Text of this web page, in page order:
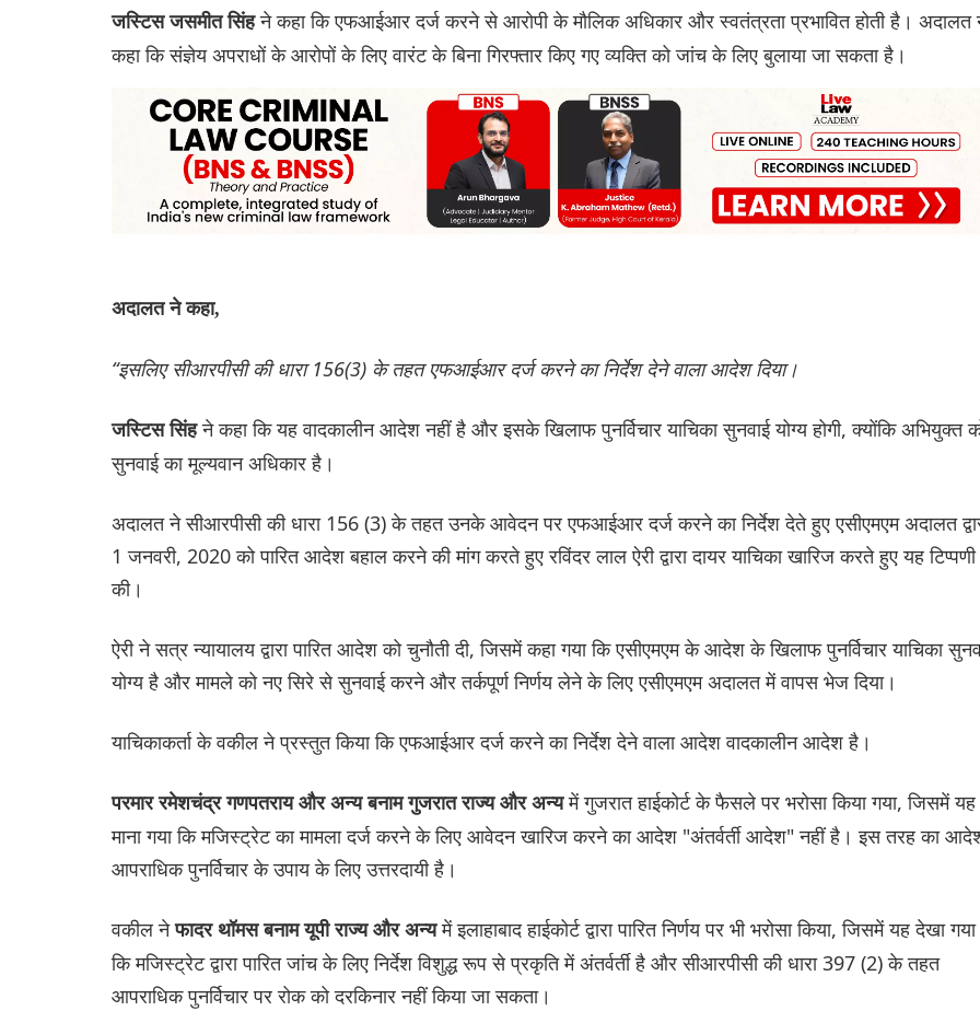
जस्टिस जसमीत सिंहने कहा कि एफआईआर दर्ज करने से आरोपी के मौलिक अधिकार और स्वतंत्रता प्रभावित होती है। अदालत
कहा कि संज्ञेय अपराधों के आरोपों के लिए वारंट के बिना गिरफ्तार किए गए व्यक्ति को जांच के लिए बुलाया जा सकता है।
अदालत ने कहा,
“इसलिए सीआरपीसी की धारा 156(3) के तहत एफआईआर दर्ज करने का निर्देश देने वाला आदेश दिया।
जस्टिस सिंहने कहा कि यह वादकालीन आदेश नहीं है और इसके खिलाफ पुनर्विचार याचिका सुनवाई योग्य होगी, क्योंकि अभियुक्त
सुनवाई का मूल्यवान अधिकार है।
अदालत ने सीआरपीसी की धारा 156 (3) के तहत उनके आवेदन पर एफआईआर दर्ज करने का निर्देश देते हुए एसीएमएम अदालत
1 जनवरी, 2020 को पारित आदेश बहाल करने की मांग करते हुए रविंदर लाल ऐरी द्वारा दायर याचिका खारिज करते हुए यह टिप्पणी
की।
ऐरी ने सत्र न्यायालय द्वारा पारित आदेश को चुनौती दी, जिसमें कहा गया कि एसीएमएम के आदेश के खिलाफ पुनर्विचार याचिका
योग्य है और मामले को नए सिरे से सुनवाई करने और तर्कपूर्ण निर्णय लेने के लिए एसीएमएम अदालत में वापस भेज दिया।
याचिकाकर्ता के वकील ने प्रस्तुत किया कि एफआईआर दर्ज करने का निर्देश देने वाला आदेश वादकालीन आदेश है।
परमार रमेशचंद्र गणपतराय और अन्य बनाम गुजरात राज्य और अन्यमें गुजरात हाईकोर्ट के फैसले पर भरोसा किया गया, जिसमें यह
माना गया कि मजिस्ट्रेट का मामला दर्ज करने के लिए आवेदन खारिज करने का आदेश "अंतर्वर्ती आदेश" नहीं है। इस तरह का
आपराधिक पुनर्विचार के उपाय के लिए उत्तरदायी है।
वकील नेफादर थॉमस बनाम यूपी राज्य और अन्यमें इलाहाबाद हाईकोर्ट द्वारा पारित निर्णय पर भी भरोसा किया, जिसमें यह देखा गया
कि मजिस्ट्रेट द्वारा पारित जांच के लिए निर्देश विशुद्ध रूप से प्रकृति में अंतर्वर्ती है और सीआरपीसी की धारा 397 (2) के तहत
आपराधिक पुनर्विचार पर रोक को दरकिनार नहीं किया जा सकता।